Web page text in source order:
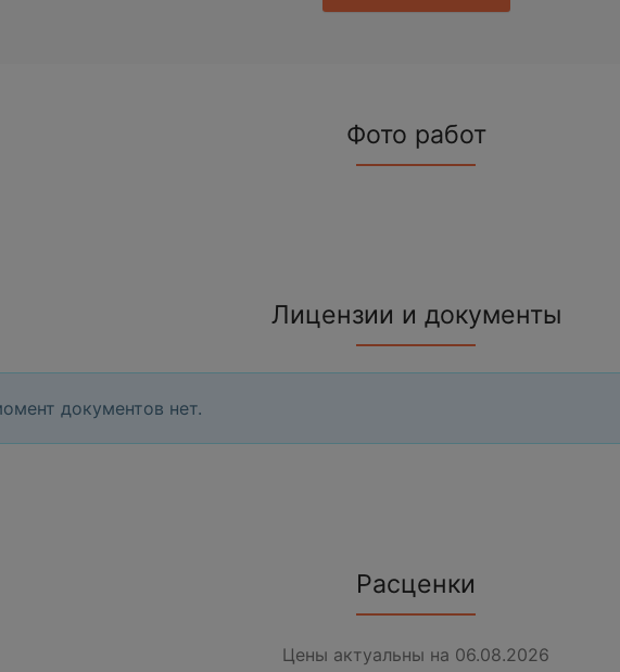
Фото работ
Лицензии и документы
документов нет.
Расценки
Цены актуальны на 06.08.2026